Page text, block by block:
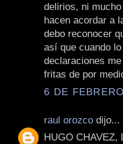
delirios, ni
hacen acordar a
debo reconocer
así que cuando
declaraciones
fritas de por
6 DE
raul orozco dijo...
HUGO CHAVEZ,